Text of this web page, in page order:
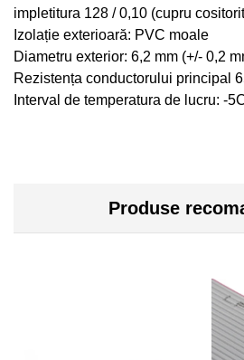
impletitura 128 / 0,10 (cupru
Izolație exterioară: PVC moale
Diametru exterior: 6,2 mm (+/- 0,2
Rezistența conductorului principal
Interval de temperatura de lucru: -
Produse